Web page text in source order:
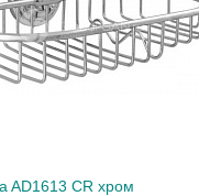
AD1613 CR хром